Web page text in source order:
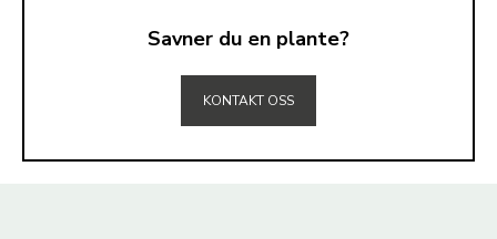
Savner du en plante?
KONTAKT OSS